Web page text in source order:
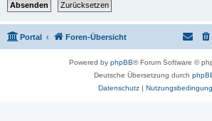
Portal Foren-Übersicht
Powered by phpBB® Forum Software ©
Deutsche Übersetzung durch
Datenschutz|